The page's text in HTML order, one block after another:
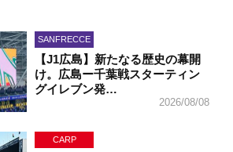
SANFRECCE
【J1広島】新たなる歴史の幕開
け。広島ー千葉戦スターティン
グイレブン発…
2026/08/08
CARP